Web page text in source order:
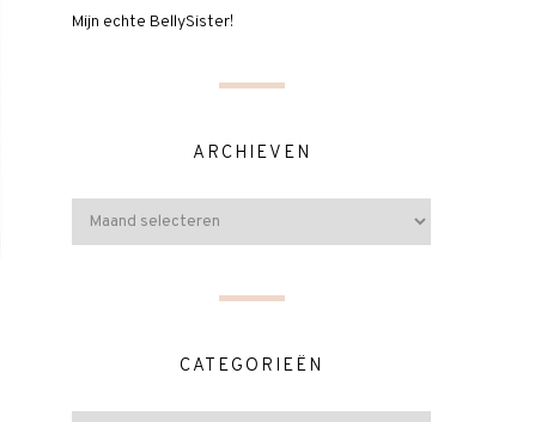
Mijn echte BellySister!
ARCHIEVEN
CATEGORIEËN